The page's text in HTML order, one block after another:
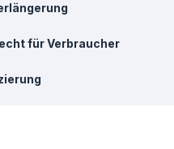
für Verbraucher